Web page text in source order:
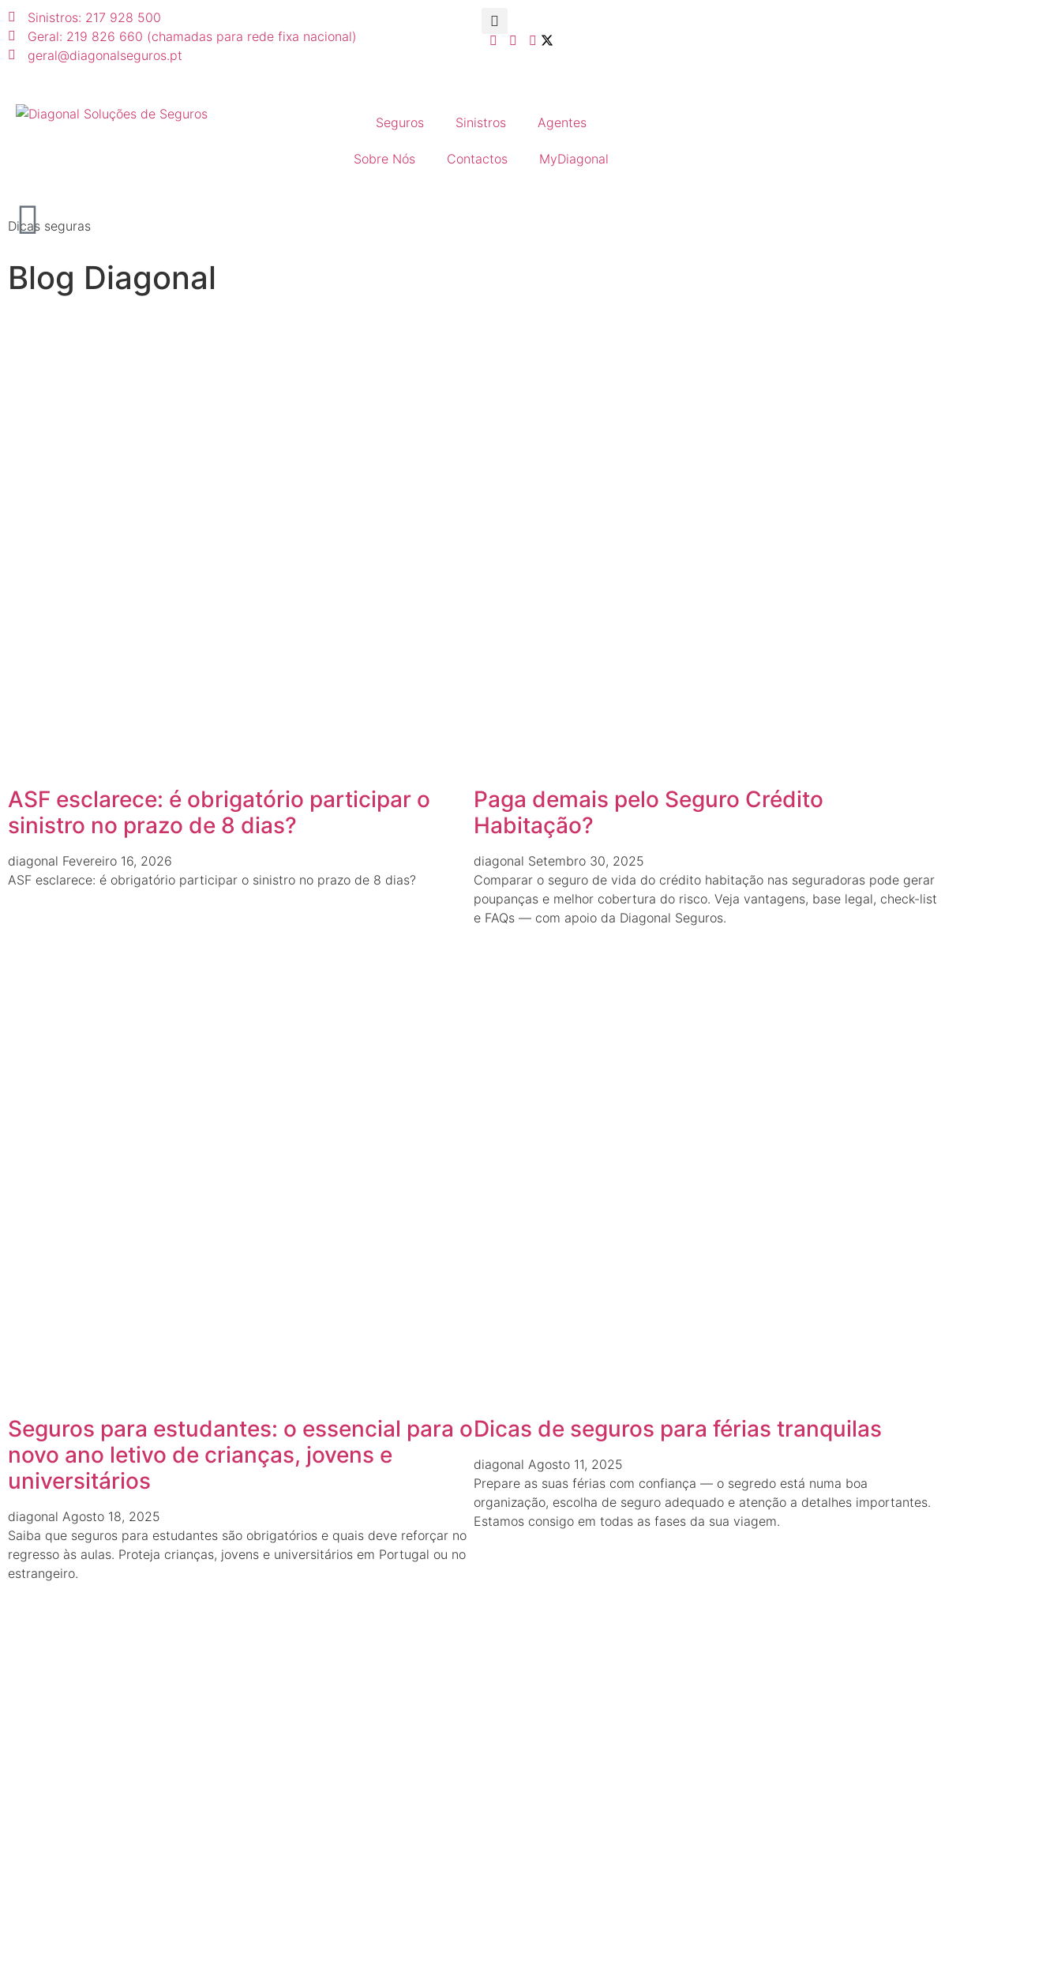
Sinistros: 217 928 500
Geral: 219 826 660 (chamadas para rede fixa nacional)
geral@diagonalseguros.pt
Seguros Sinistros Agentes
Sobre Nós Contactos MyDiagonal
Dicas seguras
Blog Diagonal
ASF esclarece: é obrigatório participar o
sinistro no prazo de 8 dias?
diagonal Fevereiro 16, 2026
ASF esclarece: é obrigatório participar o sinistro no prazo de 8 dias?
Paga demais pelo Seguro Crédito
Habitação?
diagonal Setembro 30, 2025
Comparar o seguro de vida do crédito habitação nas seguradoras pode gerar
poupanças e melhor cobertura do risco. Veja vantagens, base legal, check-list
e FAQs — com apoio da Diagonal Seguros.
Seguros para estudantes: o essencial para o
novo ano letivo de crianças, jovens e
universitários
diagonal Agosto 18, 2025
Saiba que seguros para estudantes são obrigatórios e quais deve reforçar no
regresso às aulas. Proteja crianças, jovens e universitários em Portugal ou no
estrangeiro.
Dicas de seguros para férias tranquilas
diagonal Agosto 11, 2025
Prepare as suas férias com confiança — o segredo está numa boa
organização, escolha de seguro adequado e atenção a detalhes importantes.
Estamos consigo em todas as fases da sua viagem.